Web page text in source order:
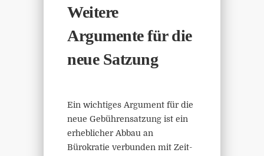
Weitere
Argumente für die
neue Satzung
Ein wichtiges Argument für die
neue Gebührensatzung ist ein
erheblicher Abbau an
Bürokratie verbunden mit Zeit-